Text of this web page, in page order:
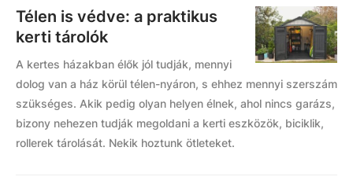
Télen is védve: a praktikus
kerti tárolók
A kertes házakban élők jól tudják, mennyi
dolog van a ház körül télen-nyáron, s ehhez mennyi szerszám
szükséges. Akik pedig olyan helyen élnek, ahol nincs garázs,
bizony nehezen tudják megoldani a kerti eszközök, biciklik,
rollerek tárolását. Nekik hoztunk ötleteket.